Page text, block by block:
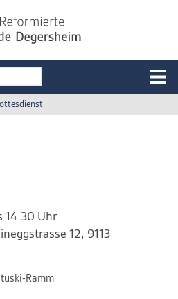
14.30 Uhr
12, 9113
Ramm